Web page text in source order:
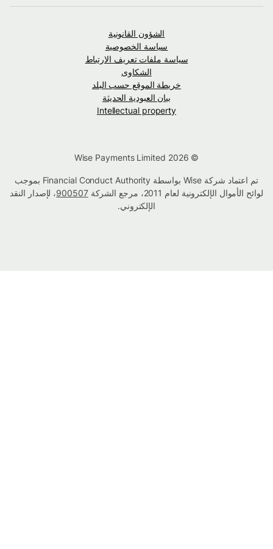
الشؤون القانونية
سياسة الخصوصية
سياسة ملفات تعريف الارتباط
الشكاوى
خريطة الموقع حسب البلد
بيان العبودية الحديثة
Intellectual property
تم اعتماد شركة Wise بواسطة Financial Conduct Authority بموجب
لوائح الأموال الإلكترونية لعام 2011، مرجع الشركة
900507، لإصدار النقد
الإلكتروني.